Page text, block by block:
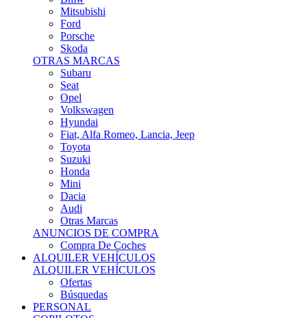
Ford
Porsche
Skoda
OTRAS MARCAS
Subaru
Seat
Opel
Volkswagen
Hyundai
Fiat, Alfa Romeo, Lancia, Jeep
Toyota
Suzuki
Honda
Mini
Dacia
Audi
Otras Marcas
ANUNCIOS DE COMPRA
Compra De Coches
ALQUILER VEHÍCULOS
ALQUILER VEHÍCULOS
Ofertas
Búsquedas
PERSONAL
COPILOTOS
Copilotos Disponibles